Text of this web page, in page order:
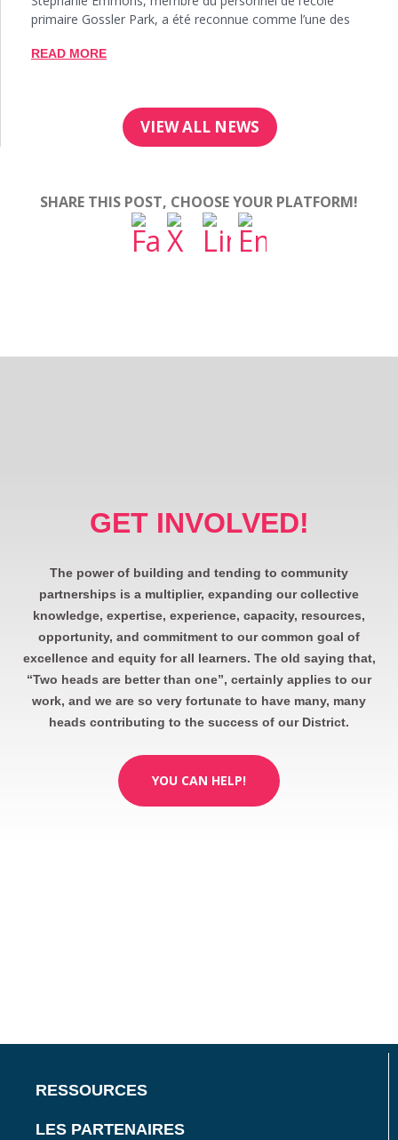
primaire Gossler Park, a été reconnue comme l’une des
READ MORE
VIEW ALL NEWS
SHARE THIS POST, CHOOSE YOUR PLATFORM!
GET INVOLVED!
The power of building and tending to community
partnerships is a multiplier, expanding our collective
knowledge, expertise, experience, capacity, resources,
opportunity, and commitment to our common goal of
excellence and equity for all learners. The old saying that,
“Two heads are better than one”, certainly applies to our
work, and we are so very fortunate to have many, many
heads contributing to the success of our District.
YOU CAN HELP!
RESSOURCES
LES PARTENAIRES